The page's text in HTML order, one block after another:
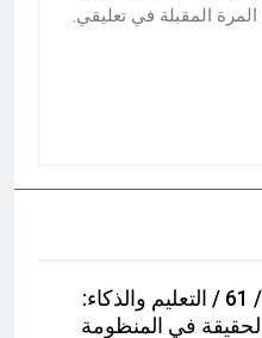
المقبلة في تعليقي.
مقولة وتعليق / 61 / التعليم والذكاء:
في المنظومة